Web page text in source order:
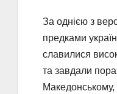
За однією з
предками
славилися
та завдали